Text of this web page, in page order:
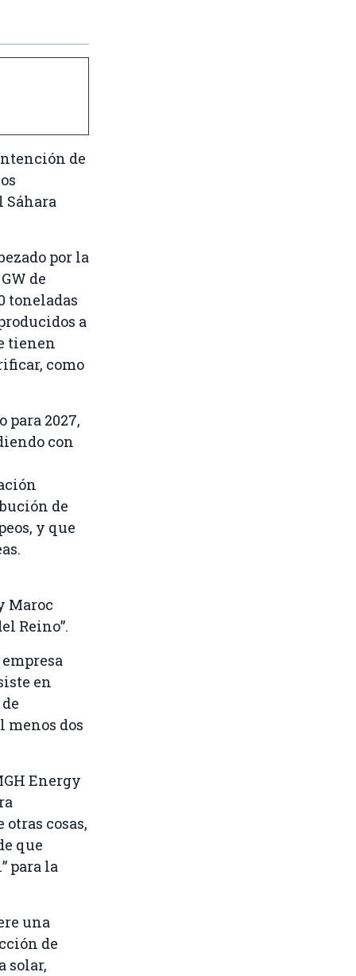
de
Sáhara
por la
de
toneladas
a
tienen
como
2027,
con
de
y que
Maroc
Reino”.
en
menos dos
Energy
cosas,
que
para la
una
de
solar,